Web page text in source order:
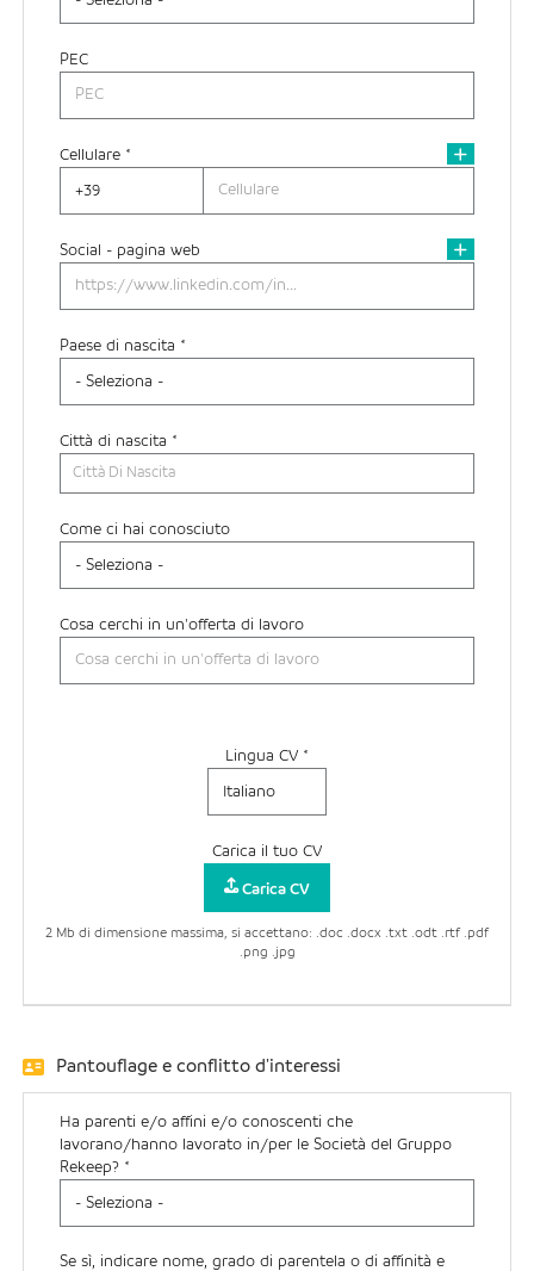
PEC
Cellulare *
Social - pagina web
Paese di nascita *
Città di nascita *
Città Di Nascita
Come ci hai conosciuto
Cosa cerchi in un'offerta di lavoro
Lingua CV *
Carica il tuo CV
Carica CV
2 Mb di dimensione massima, si accettano: .doc .docx .txt .odt .rtf .pdf
.png .jpg
Pantouflage e conflitto d'interessi
Ha parenti e/o affini e/o conoscenti che
lavorano/hanno lavorato in/per le Società del Gruppo
Rekeep? *
Se sì, indicare nome, grado di parentela o di affinità e